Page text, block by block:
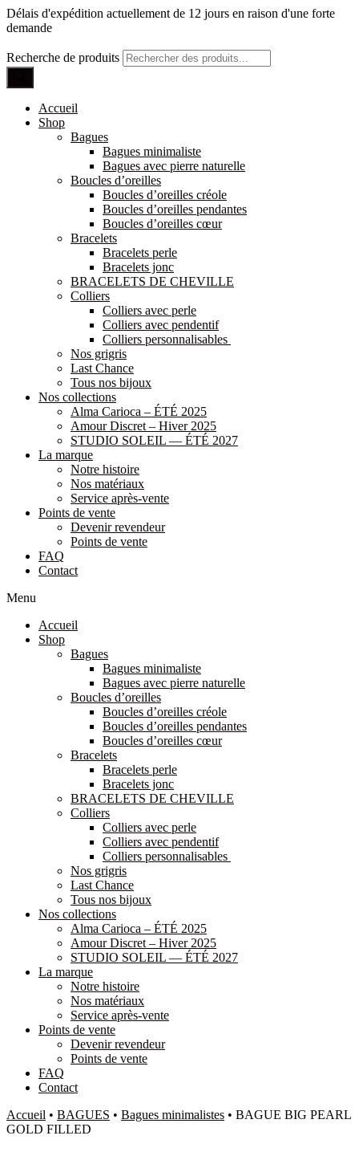
Délais d'expédition actuellement de 12 jours en raison d'une forte
demande
Recherche de produits
Accueil
Shop
Bagues
Bagues minimaliste
Bagues avec pierre naturelle
Boucles d’oreilles
Boucles d’oreilles créole
Boucles d’oreilles pendantes
Boucles d’oreilles cœur
Bracelets
Bracelets perle
Bracelets jonc
BRACELETS DE CHEVILLE
Colliers
Colliers avec perle
Colliers avec pendentif
Colliers personnalisables
Nos grigris
Last Chance
Tous nos bijoux
Nos collections
Alma Carioca – ÉTÉ 2025
Amour Discret – Hiver 2025
STUDIO SOLEIL — ÉTÉ 2027
La marque
Notre histoire
Nos matériaux
Service après-vente
Points de vente
Devenir revendeur
Points de vente
FAQ
Contact
Menu
Accueil
Shop
Bagues
Bagues minimaliste
Bagues avec pierre naturelle
Boucles d’oreilles
Boucles d’oreilles créole
Boucles d’oreilles pendantes
Boucles d’oreilles cœur
Bracelets
Bracelets perle
Bracelets jonc
BRACELETS DE CHEVILLE
Colliers
Colliers avec perle
Colliers avec pendentif
Colliers personnalisables
Nos grigris
Last Chance
Tous nos bijoux
Nos collections
Alma Carioca – ÉTÉ 2025
Amour Discret – Hiver 2025
STUDIO SOLEIL — ÉTÉ 2027
La marque
Notre histoire
Nos matériaux
Service après-vente
Points de vente
Devenir revendeur
Points de vente
FAQ
Contact
Accueil • BAGUES • Bagues minimalistes • BAGUE BIG PEARL
GOLD FILLED